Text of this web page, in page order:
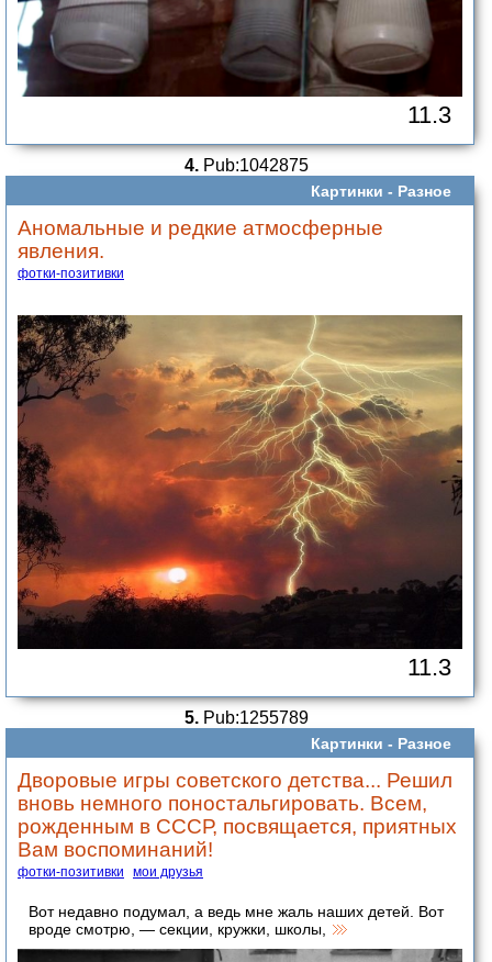
11.3
4.Pub:1042875
Картинки - Разное
Аномальные и редкие атмосферные
явления.
фотки-позитивки
11.3
5.Pub:1255789
Картинки - Разное
Дворовые игры советского детства... Решил
вновь немного поностальгировать. Всем,
рожденным в СССР, посвящается, приятных
Вам воспоминаний!
фотки-позитивки мои друзья
Вот недавно подумал, а ведь мне жаль наших детей. Вот
вроде смотрю, — секции, кружки, школы,